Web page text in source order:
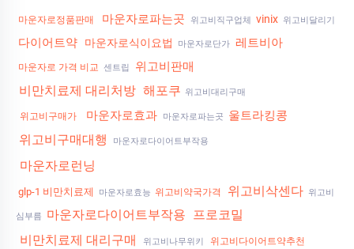
마운자로정품판매 마운자로파는곳 위고비직구업체 vinix 위고비달리기
다이어트약 마운자로식이요법 마운자로단가 레트비아
마운자로 가격 비교 센트립 위고비판매
비만치료제 대리처방 해포쿠 위고비대리구매
위고비구매가 마운자로효과 마운자로파는곳 울트라킹콩
위고비구매대행 마운자로다이어트부작용
마운자로런닝
glp-1 비만치료제 마운자로효능 위고비약국가격 위고비삭센다 위고비
심부름 마운자로다이어트부작용 프로코밀
비만치료제 대리구매
위고비나무위키 위고비다이어트약추천